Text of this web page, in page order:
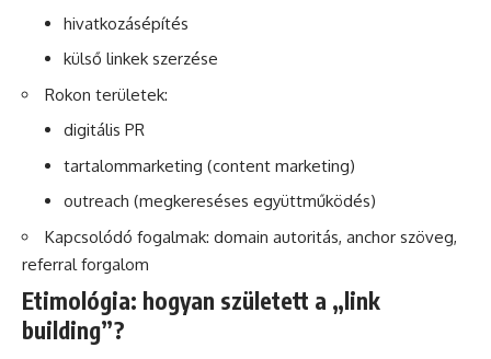
hivatkozásépítés
külső linkek szerzése
Rokon területek:
digitális PR
tartalommarketing (content marketing)
outreach (megkereséses együttműködés)
Kapcsolódó fogalmak: domain autoritás, anchor szöveg,
referral forgalom
Etimológia: hogyan született a „link
building”?